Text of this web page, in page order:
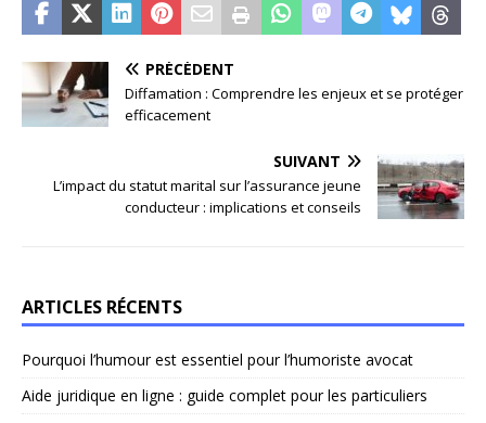
PRÉCÉDENT
Diffamation : Comprendre les enjeux et se protéger
efficacement
SUIVANT
L’impact du statut marital sur l’assurance jeune
conducteur : implications et conseils
ARTICLES RÉCENTS
Pourquoi l’humour est essentiel pour l’humoriste avocat
Aide juridique en ligne : guide complet pour les particuliers